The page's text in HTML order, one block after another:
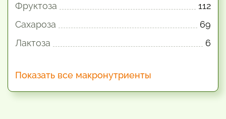
Фруктоза
112
Сахароза
69
Лактоза
6
Показать все макронутриенты